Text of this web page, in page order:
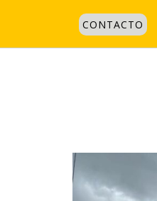
CONTACTO